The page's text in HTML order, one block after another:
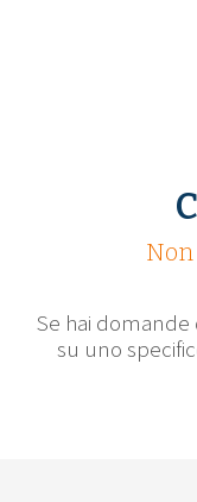
Non
Se hai domande
su uno